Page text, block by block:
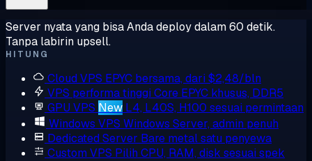
Server nyata yang bisa Anda deploy dalam 60 detik.
Tanpa labirin upsell.
HITUNG
Cloud VPS EPYC bersama, dari $2,48/bln
VPS performa tinggi Core EPYC khusus, DDR5
GPU VPS New L4, L40S, H100 sesuai permintaan
Windows VPS Windows Server, admin penuh
Dedicated Server Bare metal satu penyewa
Custom VPS Pilih CPU, RAM, disk sesuai spek